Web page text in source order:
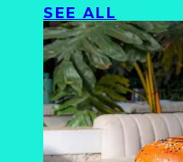
SEE ALL